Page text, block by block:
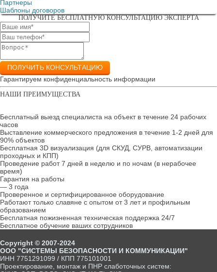
Партнеры
Шаблоны договоров
ПОЛУЧИТЕ БЕСПЛАТНУЮ КОНСУЛЬТАЦИЮ ЭКСПЕРТА
ПОЛУЧИТЬ КОНСУЛЬТАЦИЮ
Гарантируем конфиденциальность информации
НАШИ ПРЕИМУЩЕСТВА
Бесплатный выезд специалиста на объект в течение 24 рабочих
часов
Выставление коммерческого предложения в течение 1-2 дней для
90% объектов
Бесплатная 3D визуализация (для СКУД, СУРВ, автоматизации
проходных и КПП)
Проведение работ 7 дней в неделю и по ночам (в нерабочее
время)
Гарантия на работы
— 3 года
Проверенное и сертифицированное оборудование
Работают только славяне с опытом от 3 лет и профильным
образованием
Бесплатная пожизненная техническая поддержка 24/7
Бесплатное обучение ваших сотрудников
Copyright © 2007-2024
ООО "СИСТЕМЫ БЕЗОПАСНОСТИ И КОММУНИКАЦИИ"
ИНН 7751291099 / КПП 775101001
Проектирование, монтаж и ПНР слаботочных систем: